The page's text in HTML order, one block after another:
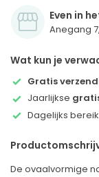
Even in
Anegang
Wat kun je
Gratis
Jaarlijkse
Dagelijks
De ovaalvormige